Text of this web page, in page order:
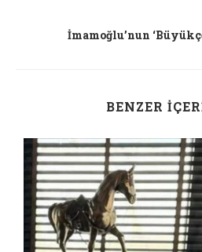
İmamoğlu’nun
BENZER